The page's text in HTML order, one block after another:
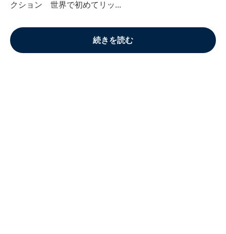
クション 世界で初めてリッ...
続きを読む